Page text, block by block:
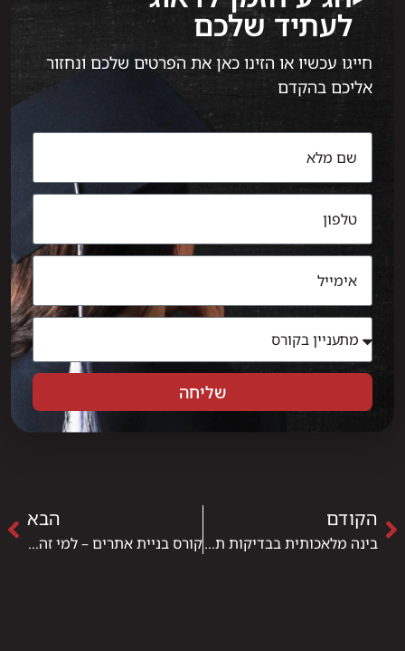
לעתיד שלכם
חייגו עכשיו או הזינו כאן את הפרטים שלכם ונחזור
אליכם בהקדם
שליחה
הקודם
בינה מלאכותית בבדיקות תוכנה – כלים חיוניים שכל בודק/ת תוכנה חייב/ת להכיר
הבא
קורס בניית אתרים – למי זה מתאים?